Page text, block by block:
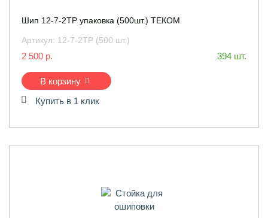
Шип 12-7-2ТР упаковка (500шт.) ТЕКОМ
Артикул: 12-7-2ТР (500 шт.)
2 500 р. 394 шт.
В корзину
Купить в 1 клик